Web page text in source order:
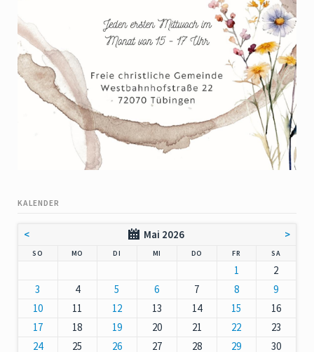
KALENDER
< Mai 2026 >
SO MO DI MI DO NNERSTAG
FR SAMSTAG
1
2
3
4 5 6 7 8
9
10
11 12 13 14 15
16
17
18 19 20 21 22
23
24
25 26 27 28 29 30